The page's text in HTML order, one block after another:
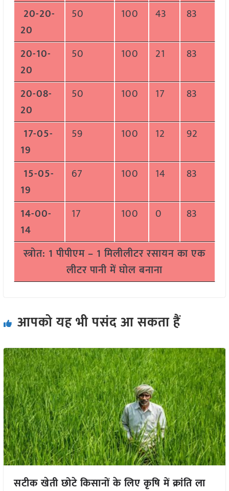
20-20-
20
50 100 43 83
20-10-
20
50 100 21 83
20-08-
20
50 100 17 83
17-05-
19
59 100 12 92
15-05-
19
67 100 14 83
14-00-
14
17 100 0 83
स्त्रोत: 1 पीपीएम – 1 मिलीलीटर रसायन का एक
लीटर पानी में घोल बनाना
आपको यह भी पसंद आ सकता हैं
सटीक खेती छोटे किसानों के लिए कृषि में क्रांति ला